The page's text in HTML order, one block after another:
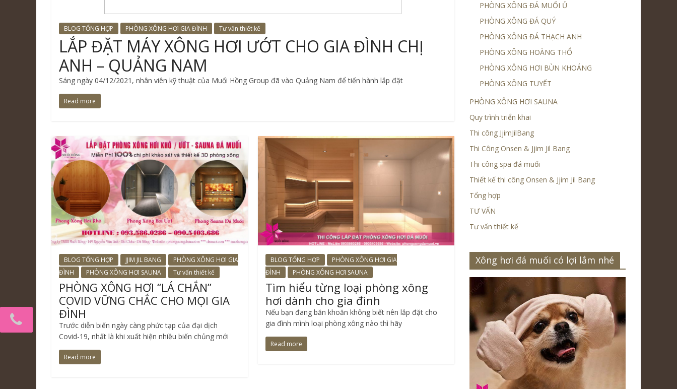
BLOG TỔNG HỢP PHÒNG XÔNG HƠI GIA ĐÌNH Tư vấn thiết kế
LẮP ĐẶT MÁY XÔNG HƠI ƯỚT CHO GIA ĐÌNH CHỊ
ANH – QUẢNG NAM
Sáng ngày 04/12/2021, nhân viên kỹ thuật của Muối Hồng Group đã vào Quảng Nam để tiến hành lắp đặt
Read more
BLOG TỔNG HỢP JJIM JIL BANG
PHÒNG XÔNG HƠI GIA
ĐÌNH
PHÒNG XÔNG HƠI SAUNA Tư vấn thiết kế
PHÒNG XÔNG HƠI “LÁ CHẮN”
COVID VỮNG CHẮC CHO MỌI GIA
ĐÌNH
Trước diễn biến ngày càng phức tạp của đại dịch
Covid-19, nhất là khi xuất hiện nhiều biến chủng mới
Read more
BLOG TỔNG HỢP
PHÒNG XÔNG HƠI GIA
ĐÌNH
PHÒNG XÔNG HƠI SAUNA
Tìm hiểu từng loại phòng xông
hơi dành cho gia đình
Nếu bạn đang băn khoăn không biết nên lắp đặt cho
gia đình mình loại phòng xông nào thì hãy
Read more
PHÒNG XÔNG ĐÁ MUỐI Ủ
PHÒNG XÔNG ĐÁ QUÝ
PHÒNG XÔNG ĐÁ THẠCH ANH
PHÒNG XÔNG HOÀNG THỔ
PHÒNG XÔNG HƠI BÙN KHOÁNG
PHÒNG XÔNG TUYẾT
PHÒNG XÔNG HƠI SAUNA
Quy trình triển khai
Thi công JjimJilBang
Thi Công Onsen & Jjim Jil Bang
Thi công spa đá muối
Thiết kế thi công Onsen & Jjim Jil Bang
Tổng hợp
TƯ VẤN
Tư vấn thiết kế
Xông hơi đá muối có lợi lắm nhé